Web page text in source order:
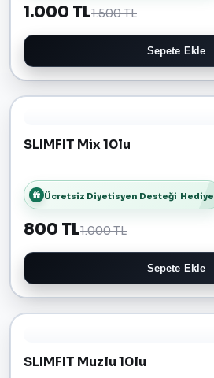
1.000 TL1.500 TL
Sepete Ekle
SLIMFIT Mix 10lu
Ücretsiz Diyetisyen Desteği Hediye
800 TL1.000 TL
Sepete Ekle
SLIMFIT Muzlu 10lu